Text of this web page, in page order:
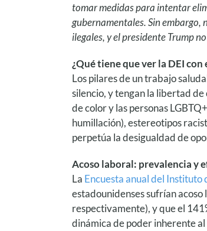
tomar medidas para intentar
gubernamentales. Sin
ilegales, y el presidente Trump
¿Qué tiene que ver la DEI
Los pilares de un trabajo
silencio, y tengan la libertad
de color y las personas
humillación), estereotipos
perpetúa la desigualdad de
Acoso laboral: prevalencia y
La Encuesta anual del
estadounidenses sufrían
respectivamente), y que el
dinámica de poder inherente